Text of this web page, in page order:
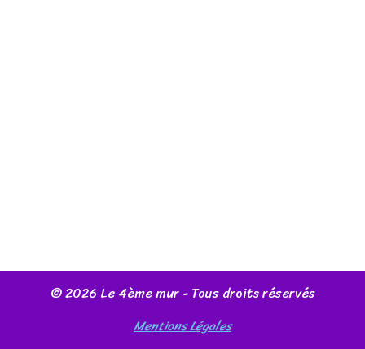
© 2026 Le 4ème mur - Tous droits réservés
Mentions Légales